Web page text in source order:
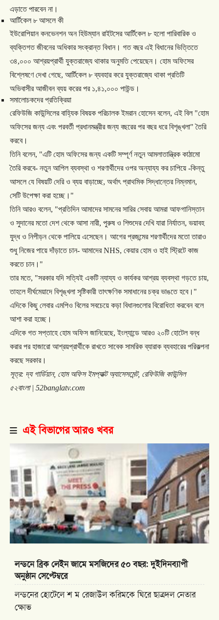
এড়াতে পারবেন না।
আর্টিকেল ৮ আসলে কী
ইউরোপিয়ান কনভেনশন অন হিউম্যান রাইটসের আর্টিকেল ৮ হলো পারিবারিক ও
ব্যক্তিগত জীবনের অধিকার সংক্রান্ত বিধান। গত বছর এই বিধানের ভিত্তিতে
৩৪,০০০ আশ্রয়প্রার্থী যুক্তরাজ্যে থাকার অনুমতি পেয়েছেন। হোম অফিসের
বিশ্লেষণে দেখা গেছে, আর্টিকেল ৮ ব্যবহার করে যুক্তরাজ্যে থাকা প্রতিটি
অভিবাসীর আজীবন ব্যয় করের পর ১,৪১,০০০ পাউন্ড।
সমালোচকদের প্রতিক্রিয়া
রেফিউজি কাউন্সিলের বাহ্যিক বিষয়ক পরিচালক ইমরান হোসেন বলেন, এই বিল "হোম
অফিসের জন্য এবং পরবর্তী প্রধানমন্ত্রীর জন্য বছরের পর বছর ধরে বিশৃঙ্খলা"তৈরি
করবে।
তিনি বলেন, "এটি হোম অফিসের জন্য একটি সম্পূর্ণ নতুন আমলাতান্ত্রিক কাঠামো
তৈরি করবে- নতুন আপিল ব্যবস্থা ও শরণার্থীদের ওপর অন্যায্য কর চাপিয়ে -কিন্তু
আসলে যে বিষয়টি দেরি ও ব্যয় বাড়াচ্ছে, অর্থাৎ প্রাথমিক সিদ্ধান্তের নিম্নমান,
সেটি উপেক্ষা করা হচ্ছে। "
তিনি আরও বলেন, "প্রতিদিন আমাদের সামনের সারির সেবায় আমরা আফগানিস্তান
ও সুদানের মতো দেশ থেকে আসা নারী, পুরুষ ও শিশুদের দেখি যারা নির্যাতন, ভয়াবহ
যুদ্ধ ও নিপীড়ন থেকে পালিয়ে এসেছেন। আগের প্রজন্মের শরণার্থীদের মতো তারাও
শুধু নিজের পায়ে দাঁড়াতে চান- আমাদেরNHS, কেয়ার হোম ও হাই স্ট্রিটে কাজ
করতে চান। "
তার মতে, "সরকার যদি সত্যিই একটি ন্যায্য ও কার্যকর আশ্রয় ব্যবস্থা গড়তে চায়,
তাহলে দীর্ঘমেয়াদে বিশৃঙ্খলা সৃষ্টিকারী তাৎক্ষণিক সমাধানের চক্র ভাঙতে হবে। "
এদিকে কিছু লেবার এমপিও বিলের সবচেয়ে কড়া বিধানগুলোর বিরোধিতা করবেন বলে
আশা করা হচ্ছে।
এদিকে গত সপ্তাহে হোম অফিস জানিয়েছে,ইংল্যান্ডে আরও ২০টি হোটেল বন্ধ
করার পর হাজারো আশ্রয়প্রার্থীকে রাখতে সাবেক সামরিক ব্যারাক ব্যবহারের পরিকল্পনা
করছে সরকার।
সূত্র: দ্য গার্ডিয়ান, হোম অফিস ইমপ্যাক্ট অ্যাসেসমেন্ট, রেফিউজি কাউন্সিল
৫২বাংলা| 52banglatv.com
এই বিভাগের আরও খবর
লন্ডনে ব্রিক লেইন জামে মসজিদের ৫০ বছর: দুইদিনব্যাপী
অনুষ্ঠান সেপ্টেম্বরে
লন্ডনের হোটেলে শ ম রেজাউল করিমকে ঘিরে ছাত্রদল নেতার
ক্ষোভ